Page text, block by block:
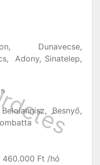
Dunavecse,
Adony, Sinatelep,
Besnyő,
Ft /hó